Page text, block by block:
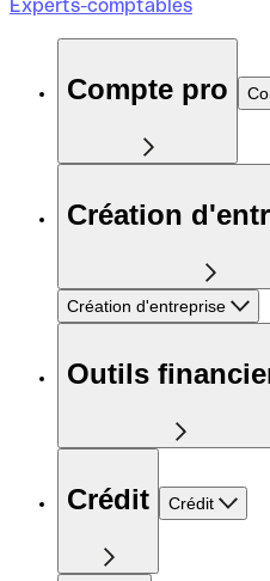
Experts-comptables
Compte pro
Création
Création d'entreprise
Outils
Crédit Crédit